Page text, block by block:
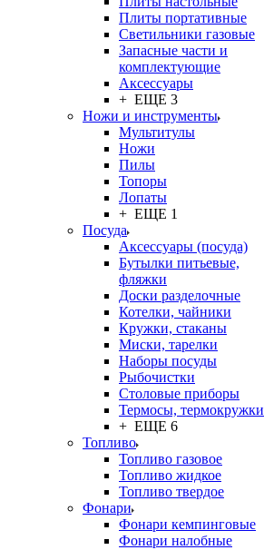
Плиты портативные
Светильники газовые
Запасные части и
комплектующие
Аксессуары
+ ЕЩЕ 3
Ножи и инструменты
Мультитулы
Ножи
Пилы
Топоры
Лопаты
+ ЕЩЕ 1
Посуда
Аксессуары (посуда)
Бутылки питьевые,
фляжки
Доски разделочные
Котелки, чайники
Кружки, стаканы
Миски, тарелки
Наборы посуды
Рыбочистки
Столовые приборы
Термосы, термокружки
+ ЕЩЕ 6
Топливо
Топливо газовое
Топливо жидкое
Топливо твердое
Фонари
Фонари кемпинговые
Фонари налобные